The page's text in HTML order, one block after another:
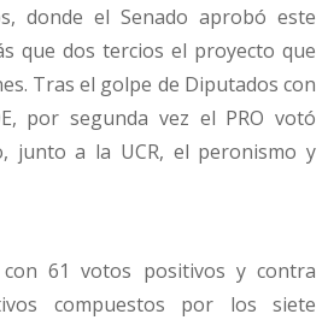
donde el Senado aprobó este
que dos tercios el proyecto que
Tras el golpe de Diputados con
por segunda vez el PRO votó
junto a la UCR, el peronismo y
61 votos positivos y contra
compuestos por los siete